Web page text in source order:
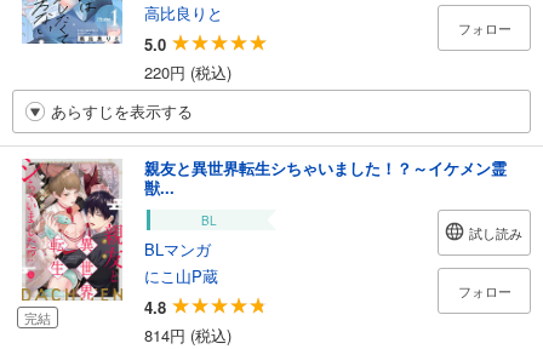
高比良りと
5.0
220円 (税込)
フォロー
あらすじを表示する
完結
親友と異世界転生シちゃいました！？～イケメン霊
獣...
BL
BLマンガ
にこ山P蔵
4.8
814円 (税込)
試し読み
フォロー